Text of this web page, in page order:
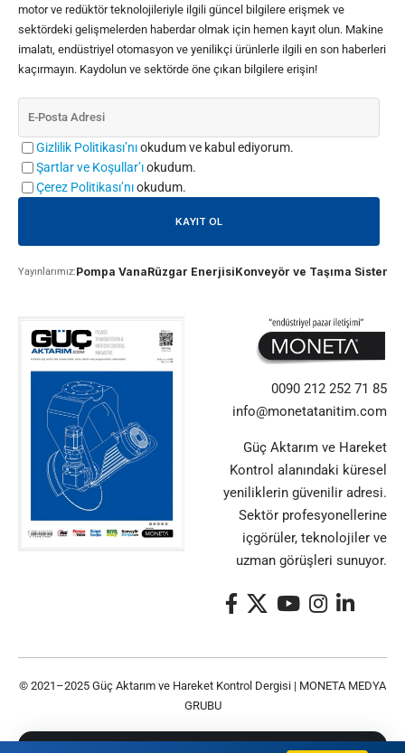
motor ve redüktör teknolojileriyle ilgili güncel bilgilere erişmek ve
sektördeki gelişmelerden haberdar olmak için hemen kayıt olun. Makine
imalatı, endüstriyel otomasyon ve yenilikçi ürünlerle ilgili en son haberleri
kaçırmayın. Kaydolun ve sektörde öne çıkan bilgilere erişin!
Gizlilik Politikası’nıokudum ve kabul ediyorum.
Şartlar ve Koşullar’ıokudum.
Çerez Politikası’nıokudum.
Yayınlarımız:Pompa VanaRüzgar EnerjisiKonveyör ve Taşıma
0090 212 252 71 85
info@monetatanitim.com
Güç Aktarım ve Hareket
Kontrol alanındaki küresel
yeniliklerin güvenilir adresi.
Sektör profesyonellerine
içgörüler, teknolojiler ve
uzman görüşleri sunuyor.
© 2021–2025 Güç Aktarım ve Hareket Kontrol Dergisi | MONETA MEDYA
GRUBU